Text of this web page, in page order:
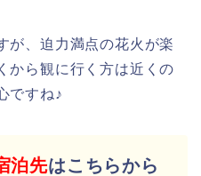
が、迫力満点の花火が楽
から観に行く方は近くの
ですね♪
泊先はこちらから